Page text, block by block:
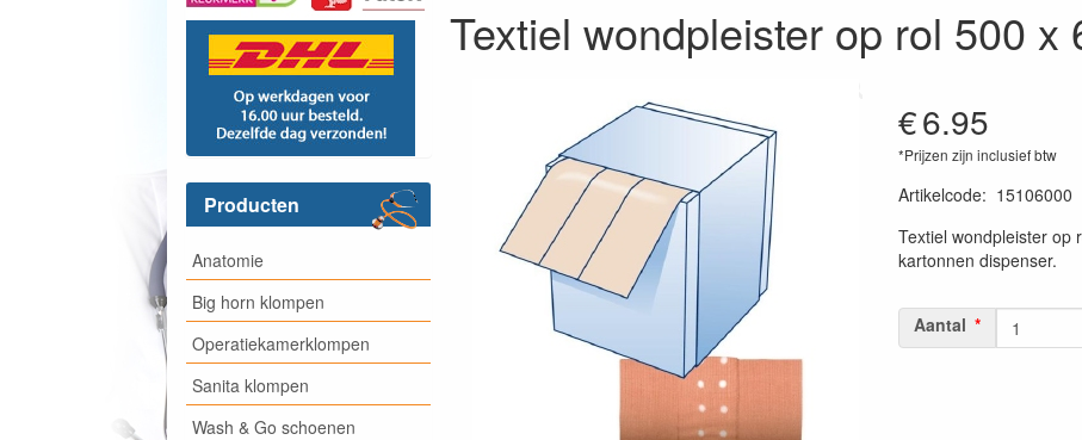
Producten
Anatomie
Big horn klompen
Operatiekamerklompen
Sanita klompen
Wash & Go schoenen
Textiel wondpleister op rol 500 x
€6.95
*Prijzen zijn inclusief btw
Artikelcode: 15106000
Textiel wondpleister op
kartonnen dispenser.
Aantal